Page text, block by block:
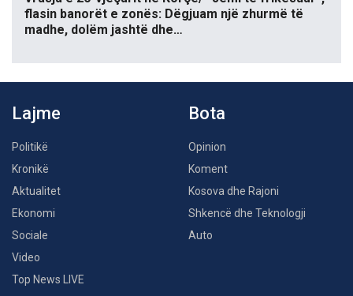
flasin banorët e zonës: Dëgjuam një zhurmë të
madhe, dolëm jashtë dhe…
Lajme
Politikë
Kronikë
Aktualitet
Ekonomi
Sociale
Video
Top News LIVE
Bota
Opinion
Koment
Kosova dhe Rajoni
Shkencë dhe Teknologji
Auto